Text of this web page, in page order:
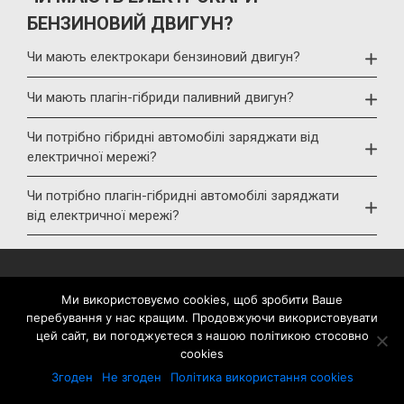
БЕНЗИНОВИЙ ДВИГУН?
Чи мають електрокари бензиновий двигун?
Чи мають плагін-гібриди паливний двигун?
Чи потрібно гібридні автомобілі заряджати від
електричної мережі?
Чи потрібно плагін-гібридні автомобілі заряджати
від електричної мережі?
НОВИНИ
Стрічка автоновин
Ми використовуємо cookies, щоб зробити Ваше
перебування у нас кращим. Продовжуючи використовувати
цей сайт, ви погоджуєтеся з нашою політикою стосовно
cookies
Згоден
Не згоден Політика використання cookies